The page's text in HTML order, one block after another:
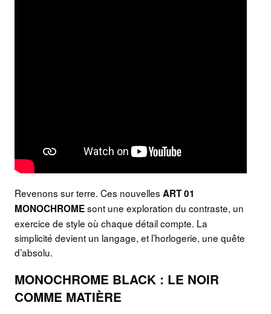
Revenons sur terre. Ces nouvelles ART 01
MONOCHROMEsont une exploration du contraste, un
exercice de style où chaque détail compte. La
simplicité devient un langage, et l’horlogerie, une quête
d’absolu.
MONOCHROME BLACK : LE NOIR
COMME MATIÈRE